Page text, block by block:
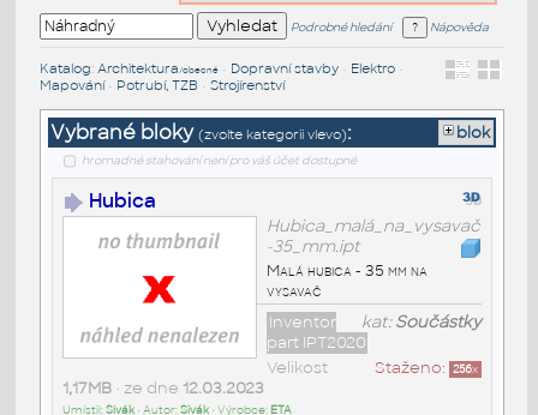
Podrobné hledání Nápověda
Katalog: Architektura/obecné• Dopravní stavby• Elektro•
Mapování• Potrubí, TZB • Strojírenství
Vybrané bloky (zvolte kategorii vlevo): blok
hromadné stahování není pro váš účet dostupné
Hubica
Hubica_malá_na_vysavač
-35_mm.ipt
Malá hubica - 35 mm na
vysavač
kat:Součástky
Inventor
part IPT2020
Staženo: 256x
Velikost
1,17MB• ze dne 12.03.2023
Umístil:Sivák• Autor:Sivák• Výrobce: ETA